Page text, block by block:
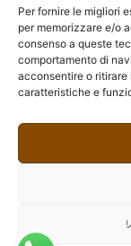
Per fornire le migliori
per memorizzare e/o
consenso a queste
comportamento di
acconsentire o
caratteristiche e